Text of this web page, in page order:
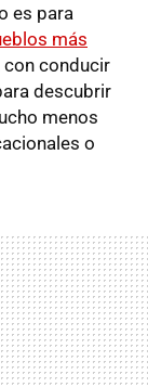
es para
más
con conducir
descubrir
menos
o